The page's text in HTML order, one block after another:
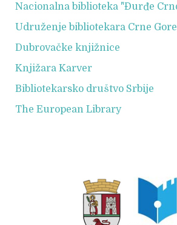
Nacionalna biblioteka "Đurđe
Udruženje bibliotekara Crne Gore
Dubrovačke knjižnice
Knjižara Karver
Bibliotekarsko društvo Srbije
The European Library